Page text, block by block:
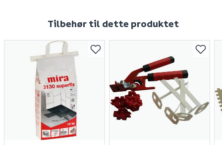
Tilbehør til dette produktet